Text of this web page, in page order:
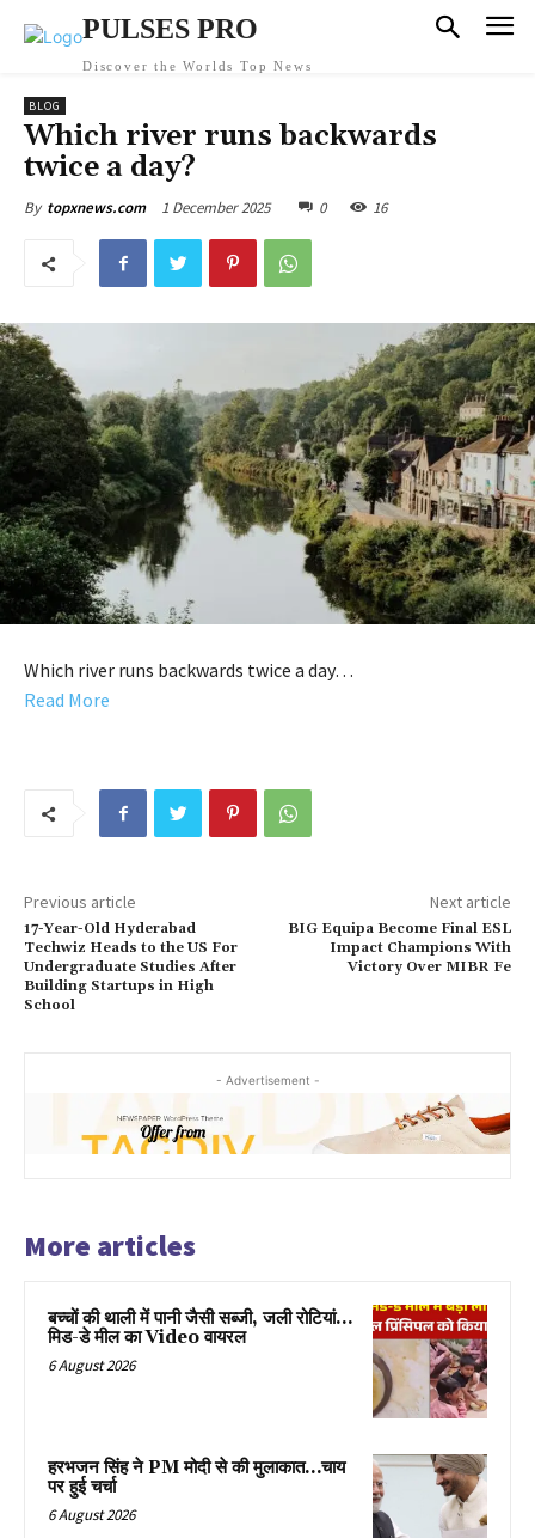
PULSES PRO
Discover the Worlds Top News
BLOG
Which river runs backwards
twice a day?
By topxnews.com 1 December 2025 0 16
Which river runs backwards twice a day…
Read More
Previous article
17-Year-Old Hyderabad
Techwiz Heads to the US For
Undergraduate Studies After
Building Startups in High
School
Next article
BIG Equipa Become Final ESL
Impact Champions With
Victory Over MIBR Fe
- Advertisement -
More articles
बच्चों की थाली में पानी जैसी सब्जी, जली रोटियां…
मिड-डे मील का Video वायरल
6 August 2026
हरभजन सिंह ने PM मोदी से की मुलाकात…चाय
पर हुई चर्चा
6 August 2026